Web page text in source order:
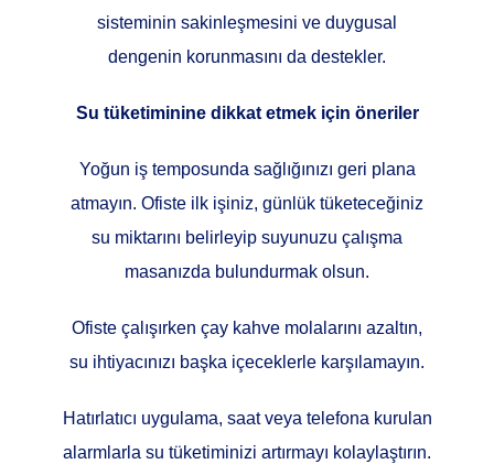
sisteminin sakinleşmesini ve duygusal
dengenin korunmasını da destekler.
Su tüketiminine dikkat etmek için öneriler
Yoğun iş temposunda sağlığınızı geri plana
atmayın. Ofiste ilk işiniz, günlük tüketeceğiniz
su miktarını belirleyip suyunuzu çalışma
masanızda bulundurmak olsun.
Ofiste çalışırken çay kahve molalarını azaltın,
su ihtiyacınızı başka içeceklerle karşılamayın.
Hatırlatıcı uygulama, saat veya telefona kurulan
alarmlarla su tüketiminizi artırmayı kolaylaştırın.